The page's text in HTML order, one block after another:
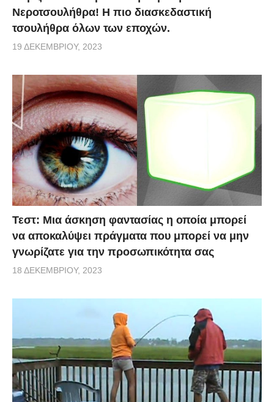
Νεροτσουλήθρα! Η πιο διασκεδαστική
τσουλήθρα όλων των εποχών.
19 ΔΕΚΕΜΒΡΊΟΥ, 2023
Τεστ: Μια άσκηση φαντασίας η οποία μπορεί
να αποκαλύψει πράγματα που μπορεί να μην
γνωρίζατε για την προσωπικότητα σας
18 ΔΕΚΕΜΒΡΊΟΥ, 2023